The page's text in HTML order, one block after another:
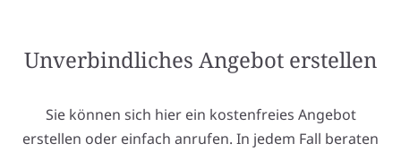
Unverbindliches Angebot erstellen
Sie können sich hier ein kostenfreies Angebot
erstellen oder einfach anrufen. In jedem Fall beraten